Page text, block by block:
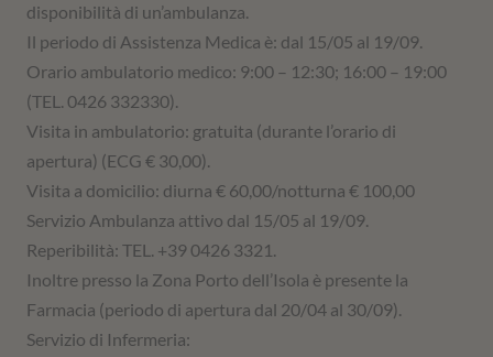
disponibilità di un’ambulanza.
Il periodo di Assistenza Medica è: dal 15/05 al 19/09.
Orario ambulatorio medico: 9:00 – 12:30; 16:00 – 19:00
(TEL. 0426 332330).
Visita in ambulatorio: gratuita (durante l’orario di
apertura) (ECG € 30,00).
Visita a domicilio: diurna € 60,00/notturna € 100,00
Servizio Ambulanza attivo dal 15/05 al 19/09.
Reperibilità: TEL. +39 0426 3321.
Inoltre presso la Zona Porto dell’Isola è presente la
Farmacia (periodo di apertura dal 20/04 al 30/09).
Servizio di Infermeria: